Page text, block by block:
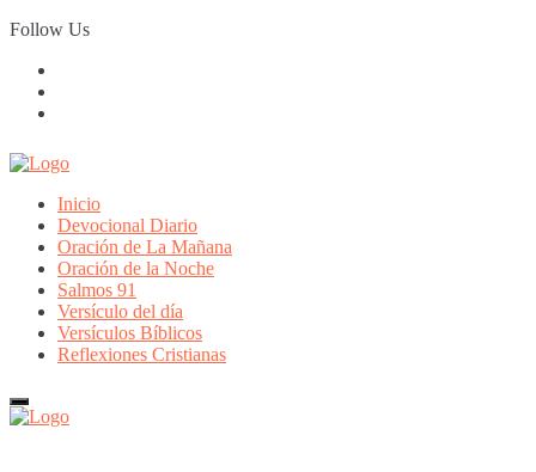
Skip
to
Follow Us
Inicio
Devocional Diario
Oración de La Mañana
Oración de la Noche
Salmos 91
Versículo del día
Versículos Bíblicos
Reflexiones Cristianas